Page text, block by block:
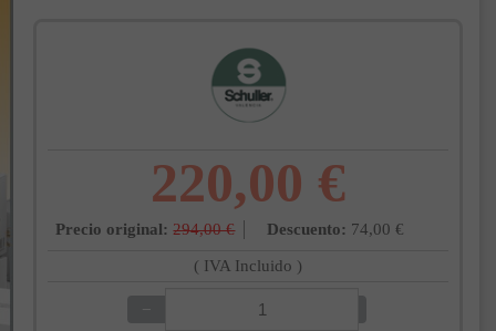
220,00 €
Precio original: 294,00 € Descuento: 74,00 €
( IVA Incluido )
−